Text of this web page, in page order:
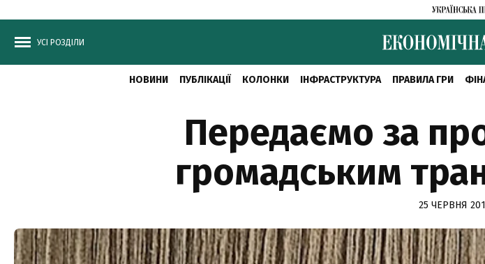
УСІ РОЗДІЛИ
НОВИНИ ПУБЛІКАЦІЇ КОЛОНКИ ІНФРАСТРУКТУРА ПРАВИЛА ГРИ
Передаємо за
громадським
25 ЧЕРВНЯ